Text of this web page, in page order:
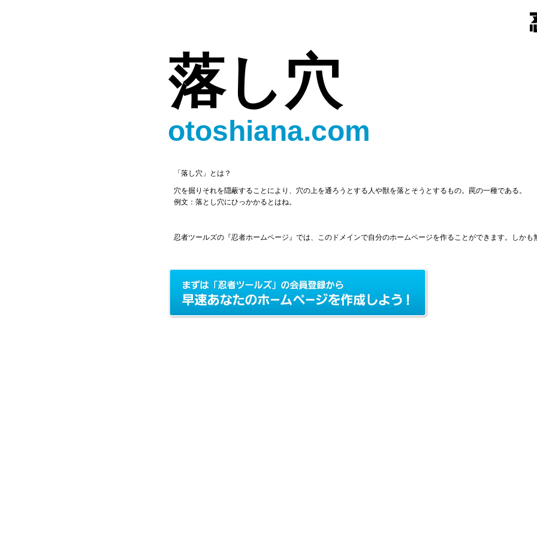
落し穴
otoshiana.com
「落し穴」とは？
穴を掘りそれを隠蔽することにより、穴の上を通ろうとする人や獣を落とそうとするもの。罠の一種である。
例文：落とし穴にひっかかるとはね。
忍者ツールズの『忍者ホームページ』では、このドメインで自分のホームページを作ることができます。しかも